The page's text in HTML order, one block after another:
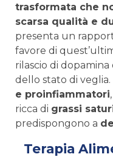
trasformata che
scarsa qualità e
presenta un
favore di
rilascio di
dello stato di veglia.
e proinfiammatori
ricca di grassi
predispongono a
Terapia